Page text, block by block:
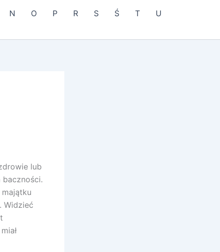
N O P R S Ś T
U
lub
baczności.
Widzieć